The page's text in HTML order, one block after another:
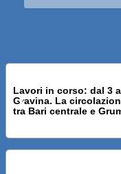
Lavori in corso: dal 3
Gravina. La
tra Bari centrale e
PRESENTATI A BARI
Previous news